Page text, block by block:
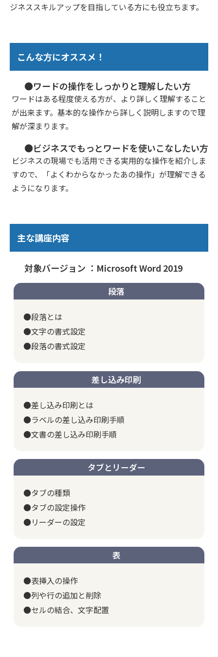
ジネススキルアップを目指している方にも役立ちます。
こんな方にオススメ！
●ワードの操作をしっかりと理解したい方
ワードはある程度使える方が、より詳しく理解すること
が出来ます。基本的な操作から詳しく説明しますので理
解が深まります。
●ビジネスでもっとワードを使いこなしたい方
ビジネスの現場でも活用できる実用的な操作を紹介しま
すので、「よくわからなかったあの操作」が理解できる
ようになります。
主な講座内容
対象バージョン ：Microsoft Word 2019
段落
●段落とは
●文字の書式設定
●段落の書式設定
差し込み印刷
●差し込み印刷とは
●ラベルの差し込み印刷手順
●文書の差し込み印刷手順
タブとリーダー
●タブの種類
●タブの設定操作
●リーダーの設定
表
●表挿入の操作
●列や行の追加と削除
●セルの結合、文字配置